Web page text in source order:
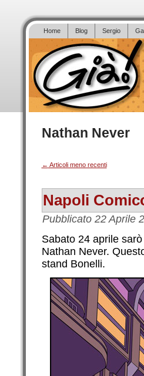
Home Blog Sergio
Nathan Never
← Articoli meno recenti
Napoli
Pubblicato 22 Aprile
Sabato 24 aprile
Nathan Never.
stand Bonelli.